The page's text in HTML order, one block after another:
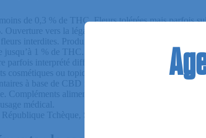
de 0,3 % de THC. Fleurs tolérées mais parfois
vers la légalisation du cannabis récréatif.
interdites. Produits vendus souvent comme « non
1 % de THC. Législation souple.
interprété différemment selon les régions.
cosmétiques ou topiques. Produits ingérables soumis
à base de CBD réglementés.
Compléments alimentaires interdits.
médical.
République Tchèque, Slovénie…) : Règlementation